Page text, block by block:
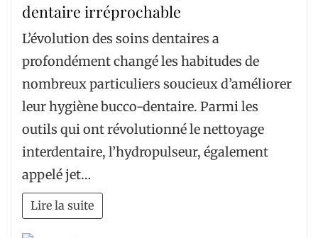
dentaire irréprochable
L’évolution des soins dentaires a
profondément changé les habitudes de
nombreux particuliers soucieux d’améliorer
leur hygiène bucco-dentaire. Parmi les
outils qui ont révolutionné le nettoyage
interdentaire, l’hydropulseur, également
appelé jet…
Lire la suite